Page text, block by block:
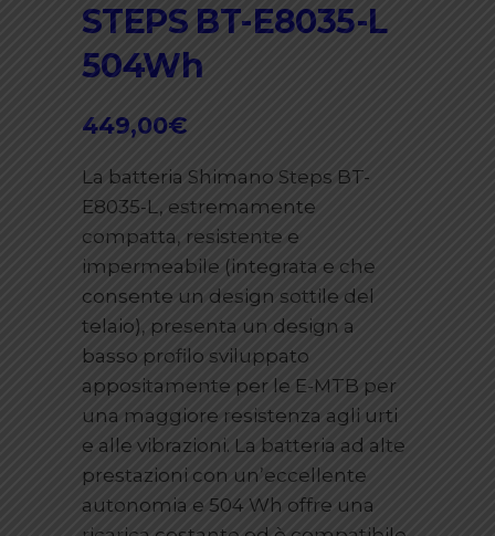
STEPS BT-E8035-L
504Wh
449,00€
La batteria Shimano Steps BT-
E8035-L, estremamente
compatta, resistente e
impermeabile (integrata e che
consente un design sottile del
telaio), presenta un design a
basso profilo sviluppato
appositamente per le E-MTB per
una maggiore resistenza agli urti
e alle vibrazioni. La batteria ad alte
prestazioni con un’eccellente
autonomia e 504 Wh offre una